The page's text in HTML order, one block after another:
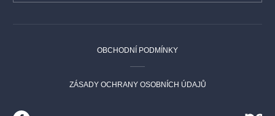
OBCHODNÍ PODMÍNKY
ZÁSADY OCHRANY OSOBNÍCH ÚDAJŮ